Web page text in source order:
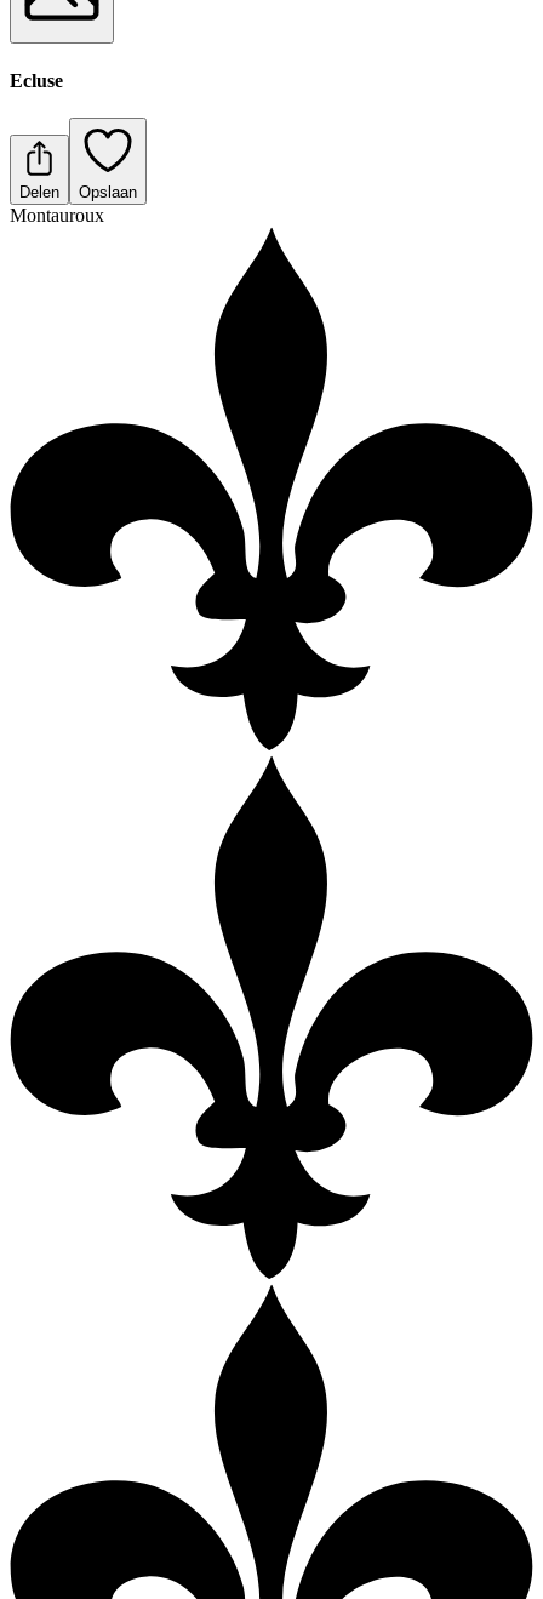
Ecluse
Delen Opslaan
Montauroux